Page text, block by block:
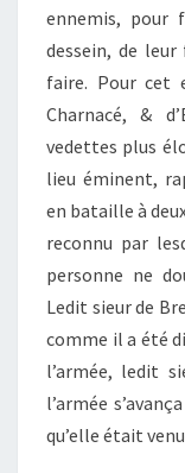
ennemis, pour
dessein, de
faire. Pour cet
Charnacé, &
vedettes plus
lieu éminent,
en bataille à
reconnu par
personne ne
Ledit sieur de
comme il a été
l’armée, ledit
l’armée
qu’elle était